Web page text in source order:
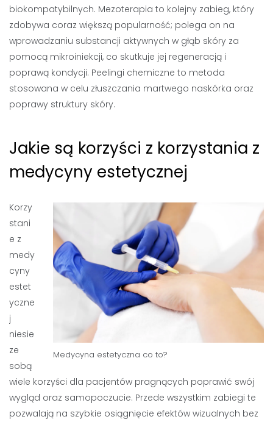
biokompatybilnych. Mezoterapia to kolejny zabieg, który
zdobywa coraz większą popularność; polega on na
wprowadzaniu substancji aktywnych w głąb skóry za
pomocą mikroiniekcji, co skutkuje jej regeneracją i
poprawą kondycji. Peelingi chemiczne to metoda
stosowana w celu złuszczania martwego naskórka oraz
poprawy struktury skóry.
Jakie są korzyści z korzystania z
medycyny estetycznej
Medycyna estetyczna co to?
Korzy
stani
e z
medy
cyny
estet
yczne
j
niesie
ze
sobą
wiele korzyści dla pacjentów pragnących poprawić swój
wygląd oraz samopoczucie. Przede wszystkim zabiegi te
pozwalają na szybkie osiągnięcie efektów wizualnych bez